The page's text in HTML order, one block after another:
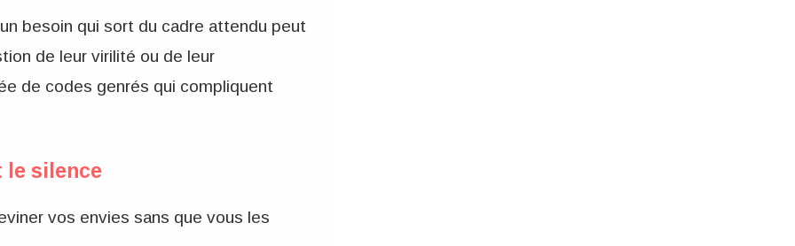
besoin qui sort du cadre attendu peut
de leur virilité ou de leur
de codes genrés qui compliquent
le silence
vos envies sans que vous les